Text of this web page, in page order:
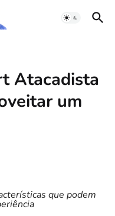
Atacadista
um
que podem